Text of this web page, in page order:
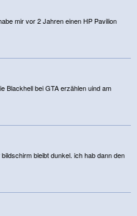
mir vor 2 Jahren einen HP Pavilion
Blackhell bei GTA erzählen uind am
bleibt dunkel. ich hab dann den